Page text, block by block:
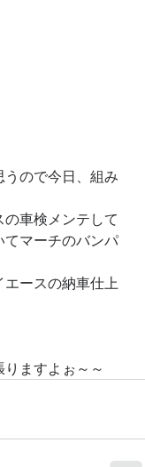
うので今日、組み
車検メンテして
マーチのバンパ
ースの納車仕上
ますよぉ～～